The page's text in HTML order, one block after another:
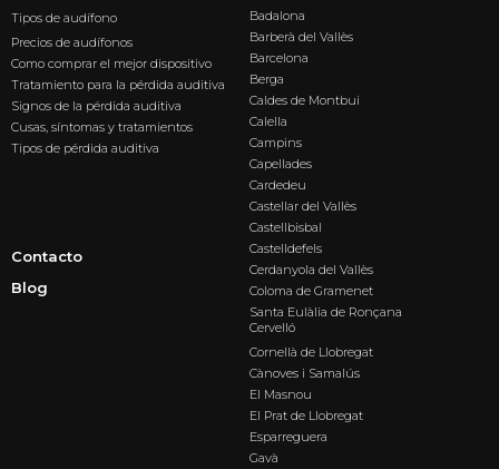
Tipos de audífono
Precios de audífonos
Como comprar el mejor dispositivo
Tratamiento para la pérdida auditiva
Signos de la pérdida auditiva
Cusas, síntomas y tratamientos
Tipos de pérdida auditiva
Contacto
Blog
Badalona
Barberà del Vallès
Barcelona
Berga
Caldes de Montbui
Calella
Campins
Capellades
Cardedeu
Castellar del Vallès
Castellbisbal
Castelldefels
Cerdanyola del Vallès
Coloma de Gramenet
Santa Eulàlia de Ronçana
Cervelló
Cornellà de Llobregat
Cànoves i Samalús
El Masnou
El Prat de Llobregat
Esparreguera
Gavà